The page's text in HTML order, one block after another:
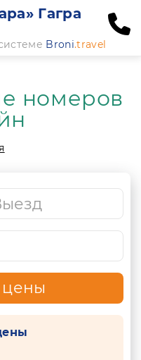
Гагра
Broni.travel
номеров
цены